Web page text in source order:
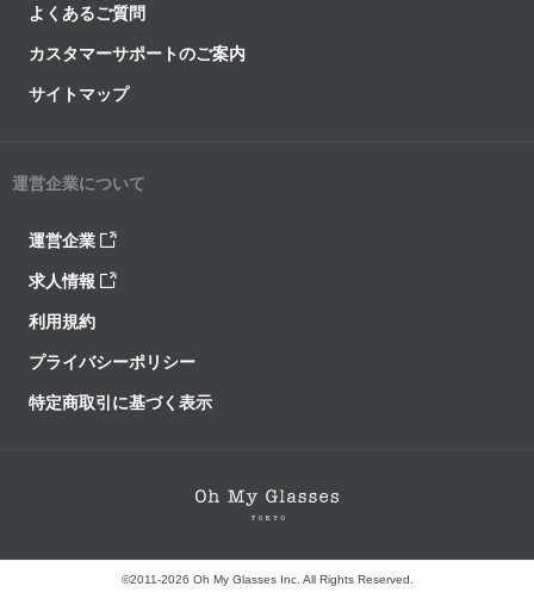
よくあるご質問
カスタマーサポートのご案内
サイトマップ
運営企業について
運営企業
求人情報
利用規約
プライバシーポリシー
特定商取引に基づく表示
©2011-2026 Oh My Glasses Inc. All Rights Reserved.